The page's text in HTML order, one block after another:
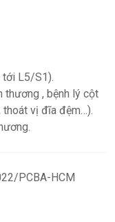
tới L5/S1).
thương , bệnh lý cột
vị đĩa đệm…).
PCBA-HCM